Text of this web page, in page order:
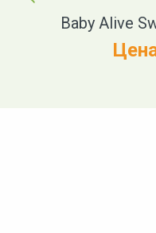
Baby Alive